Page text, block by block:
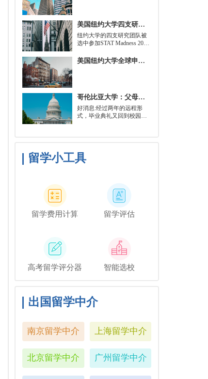
下，你只需要一个理论基础
就可以开始就读这类项目：
即先参加几门先修课程，通
常包括程序语言，如
Python、微积分和计算机科
学相关课程。
美国纽约大学四支研究团队被选中参加STAT Madness 2022竞赛
​纽约大学的四支研究团队被
选中参加STAT Madness 2022
三月疯狂启发的健康和科学
美国纽约大学全球申请群体规模不断扩大
哥伦比亚大学：父母参加毕业典礼可以做什么？
好消息:经过两年的远程形
式，毕业典礼又回到校园了!
旅行，或者如果你想和你的
朋友们共度时光，也许你可
留学小工具
留学费用计算 留学评估
高考留学评分器 智能选校
出国留学中介
南京留学中介 上海留学中介
北京留学中介 广州留学中介